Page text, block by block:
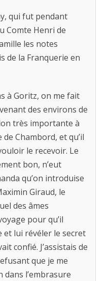
qui fut pendant
Comte Henri de
les notes
de la Franquerie en
à Goritz, on me fait
des environs de
très importante à
Chambord, et qu’il
le recevoir. Le
bon, n’eut
qu’on introduise
Giraud, le
des âmes
pour qu’il
et lui révéler le secret
confié. J’assistais de
que je me
l’embrasure